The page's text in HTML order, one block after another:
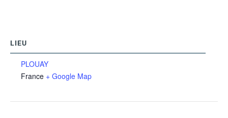
LIEU
PLOUAY
France + Google Map